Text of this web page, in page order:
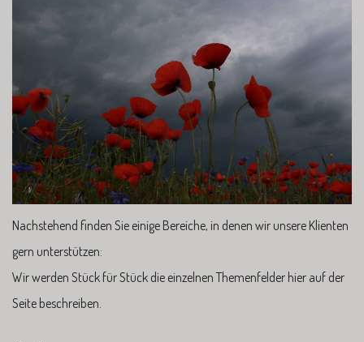
Nachstehend finden Sie einige Bereiche, in denen wir unsere Klienten
gern unterstützen:
Wir werden Stück für Stück die einzelnen Themenfelder hier auf der
Seite beschreiben.